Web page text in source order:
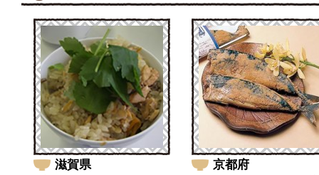
滋賀県 京都府